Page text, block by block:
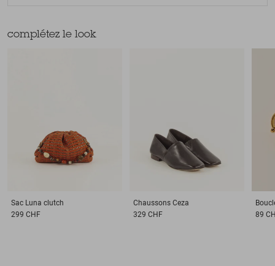
complétez le look
Sac Luna clutch
299 CHF
Chaussons Ceza
329 CHF
89